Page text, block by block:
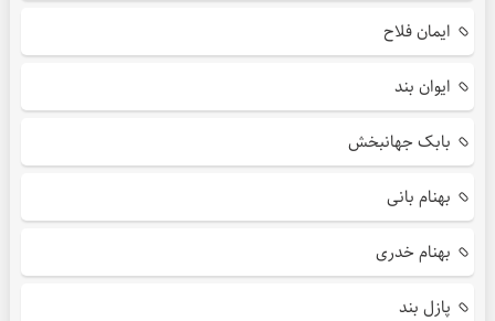
ایمان فلاح
ایوان بند
بابک جهانبخش
بهنام بانی
بهنام خدری
پازل بند